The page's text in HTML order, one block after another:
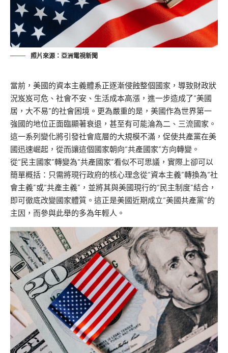
照片來源：亞洲電視新聞
當前，美國的資本主義體系正逐漸侵蝕整個國家，導致財政狀
況岌岌可危、社會不安、生活成本高漲，進一步造成了“美國
居，大不易”的社會困境。更為嚴重的是，美國作為世界第一
強國的地位正面臨顯著衰退，甚至有可能淪為二、三流國家。
這一系列變化將引發社會底層的大規模不滿，促使共產黨在美
國迅速崛起，從而讓這個國家朝向“共產國家”方向轉變。
從“民主國家”轉變為“共產國家”看似不可思議，實際上卻可以
簡單概括：只需將現行政府的核心理念從“資本主義”轉換為“社
會主義”或“共產主義”，並將其與美國現行的“民主制度”結合，
即可徹底改變國家體質。這正是美國近期成立“美國共產黨”的
主因，而參與此舉的多為年輕人。